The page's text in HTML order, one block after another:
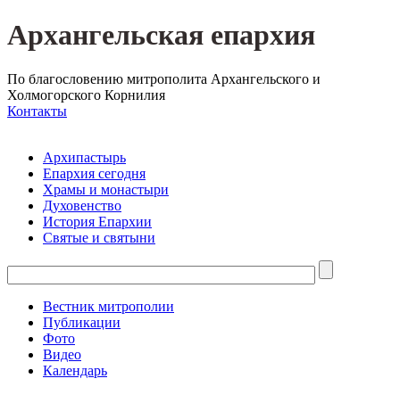
Архангельская епархия
По благословению митрополита Архангельского и
Холмогорского Корнилия
Контакты
Архипастырь
Епархия сегодня
Храмы и монастыри
Духовенство
История Епархии
Святые и святыни
Вестник митрополии
Публикации
Фото
Видео
Календарь